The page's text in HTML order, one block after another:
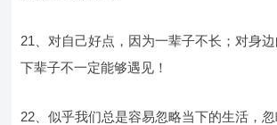
21、对自己好点，因为一辈子不长；对身
下辈子不一定能够遇见！
22、似乎我们总是容易忽略当下的生活，